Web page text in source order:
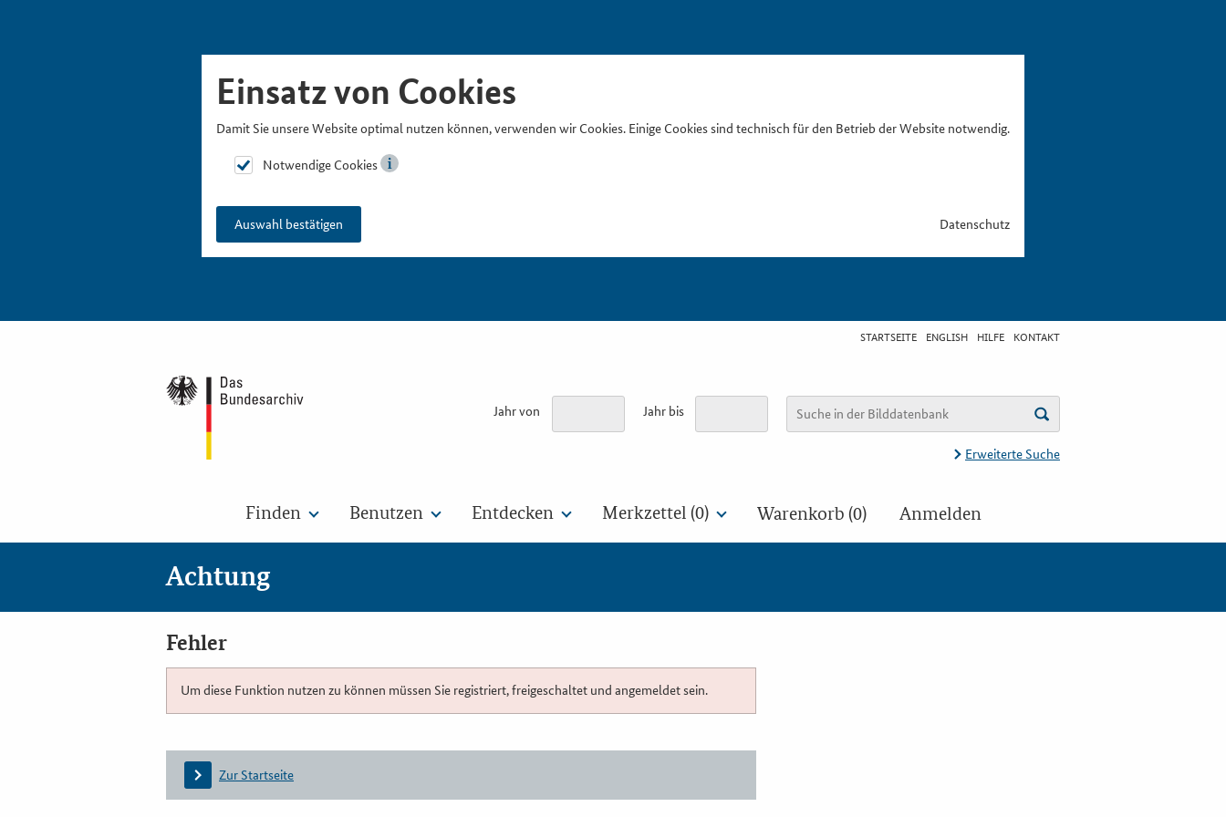
Einsatz von Cookies
Damit Sie unsere Website optimal nutzen können, verwenden wir Cookies. Einige Cookies sind technisch für den Betrieb der Website notwendig.
Notwendige Cookies
Auswahl bestätigen Datenschutz
STARTSEITE ENGLISH HILFE KONTAKT
Jahr von Jahr bis
Erweiterte Suche
Finden Benutzen Entdecken Merkzettel (0) Warenkorb (0) Anmelden
Achtung
Fehler
Um diese Funktion nutzen zu können müssen Sie registriert, freigeschaltet und angemeldet sein.
Zur Startseite